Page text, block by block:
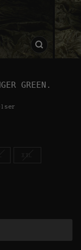
GREEN.